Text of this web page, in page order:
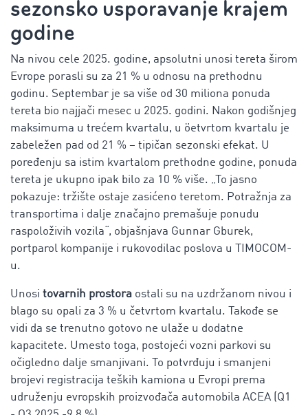
sezonsko usporavanje krajem
godine
Na nivou cele 2025. godine, apsolutni unosi tereta širom
Evrope porasli su za 21 % u odnosu na prethodnu
godinu. Septembar je sa više od 30 miliona ponuda
tereta bio najjači mesec u 2025. godini. Nakon godišnjeg
maksimuma u trećem kvartalu, u öetvrtom kvartalu je
zabeležen pad od 21 % – tipičan sezonski efekat. U
poređenju sa istim kvartalom prethodne godine, ponuda
tereta je ukupno ipak bilo za 10 % više. „To jasno
pokazuje: tržište ostaje zasićeno teretom. Potražnja za
transportima i dalje značajno premašuje ponudu
raspoloživih vozila“, objašnjava Gunnar Gburek,
portparol kompanije i rukovodilac poslova u TIMOCOM-
u.
Unosi tovarnih prostora ostali su na uzdržanom nivou i
blago su opali za 3 % u četvrtom kvartalu. Takođe se
vidi da se trenutno gotovo ne ulaže u dodatne
kapacitete. Umesto toga, postojeći vozni parkovi su
očigledno dalje smanjivani.
To potvrđuju i smanjeni
brojevi registracija teških kamiona u Evropi prema
udruženju evropskih proizvođača automobila ACEA (Q1